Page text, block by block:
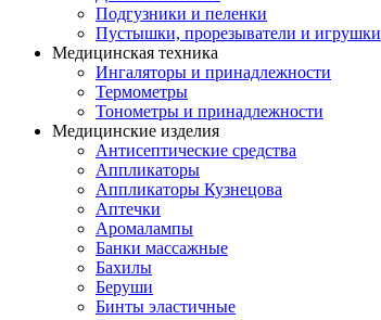
Подгузники и пеленки
Пустышки, прорезыватели и игрушки
Медицинская техника
Ингаляторы и принадлежности
Термометры
Тонометры и принадлежности
Медицинские изделия
Антисептические средства
Аппликаторы
Аппликаторы Кузнецова
Аптечки
Аромалампы
Банки массажные
Бахилы
Беруши
Бинты эластичные